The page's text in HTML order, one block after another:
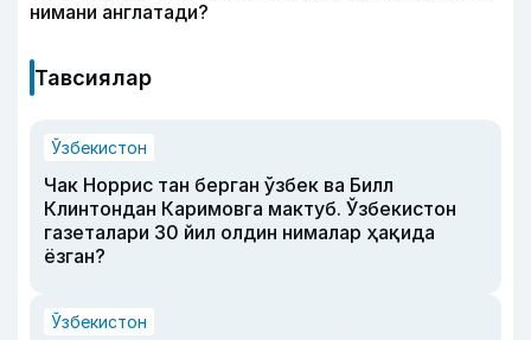
нимани англатади?
Тавсиялар
Ўзбекистон
Чак Норрис тан берган ўзбек ва Билл
Клинтондан Каримовга мактуб. Ўзбекистон
газеталари 30 йил олдин нималар ҳақида
ёзган?
Ўзбекистон